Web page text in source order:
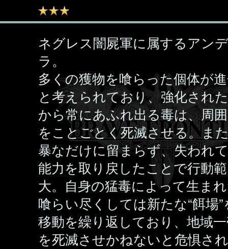
ネグレス闇屍軍に属するアン
ラ。
多くの獲物を喰らった個体が
と考えられており、強化され
から常にあふれ出る毒は、周
をことごとく死滅させる。ま
暴なだけに留まらず、失われ
能力を取り戻したことで行動
大。自身の猛毒によって生ま
喰らい尽くしては新たな“餌場
移動を繰り返しており、地域
を死滅させかねないと危惧さ